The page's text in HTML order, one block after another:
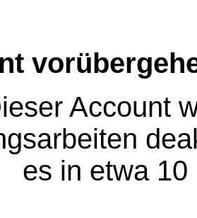
Account
es in etwa